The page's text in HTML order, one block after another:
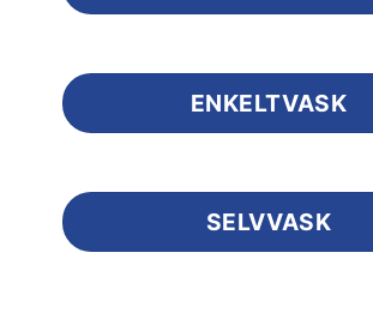
ENKELTVASK
SELVVASK